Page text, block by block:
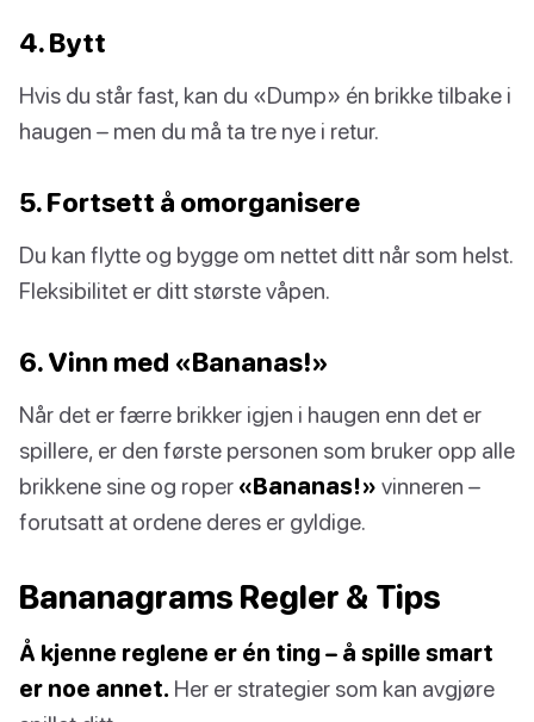
4. Bytt
Hvis du står fast, kan du «Dump» én brikke tilbake i
haugen – men du må ta tre nye i retur.
5. Fortsett å omorganisere
Du kan flytte og bygge om nettet ditt når som helst.
Fleksibilitet er ditt største våpen.
6. Vinn med «Bananas!»
Når det er færre brikker igjen i haugen enn det er
spillere, er den første personen som bruker opp alle
brikkene sine og roper «Bananas!» vinneren –
forutsatt at ordene deres er gyldige.
Bananagrams Regler & Tips
Å kjenne reglene er én ting – å spille smart
er noe annet. Her er strategier som kan avgjøre